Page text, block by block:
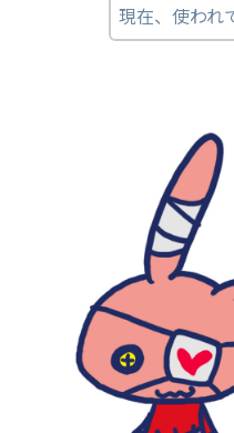
現在、使われ